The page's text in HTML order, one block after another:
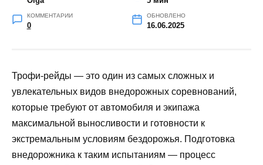
КОММЕНТАРИИ
0
ОБНОВЛЕНО
16.06.2025
Трофи-рейды — это один из самых сложных и
увлекательных видов внедорожных соревнований,
которые требуют от автомобиля и экипажа
максимальной выносливости и готовности к
экстремальным условиям бездорожья. Подготовка
внедорожника к таким испытаниям — процесс